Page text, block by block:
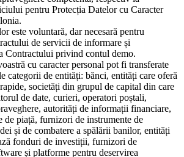
pentru Protecția Datelor cu Caracter
este voluntară, dar necesară pentru
de servicii de informare și
Contractului privind contul demo.
cu caracter personal pot fi transferate
categorii de entități: bănci, entități care oferă
societăți din grupul de capital din care
de date, curieri, operatori poștali,
autorități de informații financiare,
de piață, furnizori de instrumente de
și de combatere a spălării banilor, entități
fonduri de investiții, furnizori de
și platforme pentru deservirea